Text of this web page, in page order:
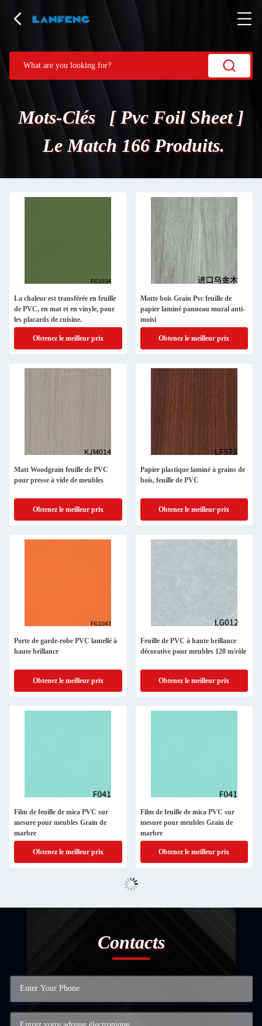
Mots-Clés [ Pvc Foil Sheet ]
Le Match 166 Produits.
La chaleur est transférée en feuille
de PVC, en mat et en vinyle, pour
les placards de cuisine.
Obtenez le meilleur prix
Matte bois Grain Pvc feuille de
papier laminé panneau mural anti-
moisi
Obtenez le meilleur prix
Matt Woodgrain feuille de PVC
pour presse à vide de meubles
Obtenez le meilleur prix
Papier plastique laminé à grains de
bois, feuille de PVC
Obtenez le meilleur prix
Porte de garde-robe PVC lamellé à
haute brillance
Obtenez le meilleur prix
Feuille de PVC à haute brillance
décorative pour meubles 120 m/rôle
Obtenez le meilleur prix
Film de feuille de mica PVC sur
mesure pour meubles Grain de
marbre
Obtenez le meilleur prix
Film de feuille de mica PVC sur
mesure pour meubles Grain de
marbre
Obtenez le meilleur prix
Contacts